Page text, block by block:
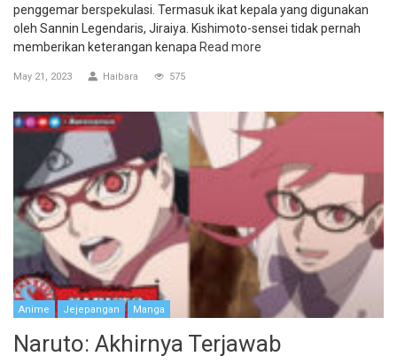
penggemar berspekulasi. Termasuk ikat kepala yang digunakan
oleh Sannin Legendaris, Jiraiya. Kishimoto-sensei tidak pernah
memberikan keterangan kenapa Read more
May 21, 2023 Haibara 575
Anime Jejepangan Manga
Naruto: Akhirnya Terjawab